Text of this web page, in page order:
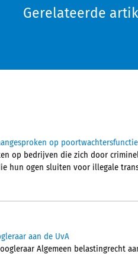
Gerelateerde
op
op bedrijven die zich door
hun ogen sluiten voor illegale
aan de UvA
Algemeen belastingrecht